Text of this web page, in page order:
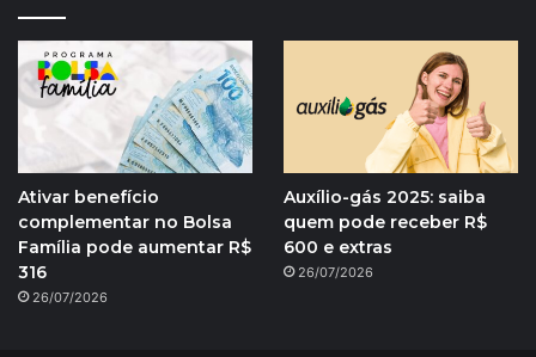
Ativar benefício
complementar no Bolsa
Família pode aumentar R$
316
26/07/2026
Auxílio-gás 2025: saiba
quem pode receber R$
600 e extras
26/07/2026